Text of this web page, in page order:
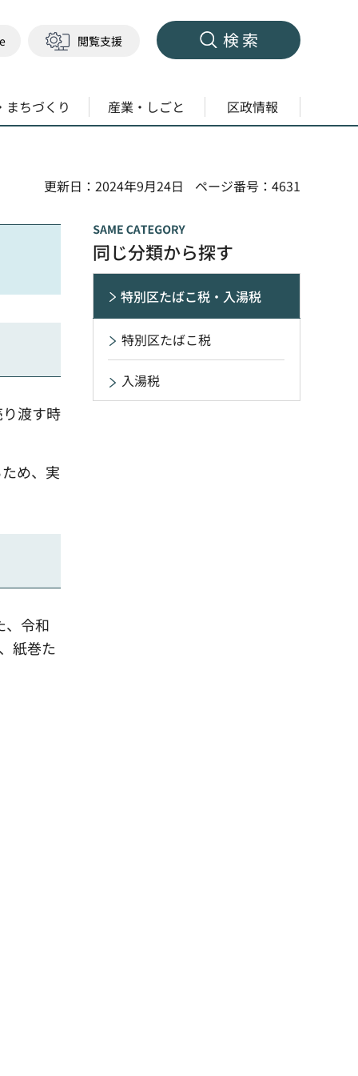
閲覧支援 検索
まちづくり 産業・しごと 区政情報
更新日：2024年9月24日 ページ番号：4631
渡す時
め、実
、令和
紙巻た
同じ分類から探す
特別区たばこ税・入湯税
特別区たばこ税
入湯税